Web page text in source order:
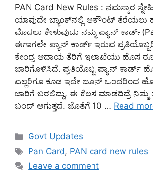
PAN Card New Rules : ನಮಸ್ಕಾರ
ಯಾವುದೇ ಬ್ಯಾಂಕ್‌ನಲ್ಲಿ ಅಕೌಂಟ್
ಮೊದಲು ಕೇಳುವುದು ನಮ್ಮ ಪ್ಯಾನ್
ಈಗಾಗಲೇ ಪ್ಯಾನ್ ಕಾರ್ಡ್ ಇರುವ
ಕೇಂದ್ರ ಆದಾಯ ತೆರಿಗೆ ಇಲಾಖೆಯು ಹೊಸ
ಜಾರಿಗೊಳಿಸಿದೆ. ಪ್ರತಿಯೊಬ್ಬ ಪ್ಯಾನ್ ಕಾರ್ಡ್
ಎಲ್ಲರಿಗೂ ಕೂಡ ಇದೇ ಜೂನ್ ಒಂದರಿಂದ
ಜಾರಿಗೆ ಬರಲಿದ್ದು, ಈ ಕೆಲಸ ಮಾಡದಿದ್ರೆ ನಿಮ್ಮ
ಬಂದ್ ಆಗುತ್ತದೆ. ಜೊತೆಗೆ 10 … Read
Categories
Govt Updates
Tags
Pan Card, PAN card new rules
Leave a comment